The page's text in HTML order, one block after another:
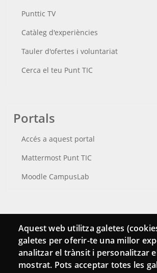
Punttic TV
Catàleg d'experiències
Tauler d'ofertes i voluntariat
Cerca el teu Punt TIC
Portals
Accés a aquest portal
Mattermost Punt TIC
Moodle CampusLab
Connecta
Bustia de contacte
Butlletins
Aquest web utilitza galetes
galetes per oferir-te una millor
analitzar el trànsit i personalitzar
mostrat. Pots acceptar totes les